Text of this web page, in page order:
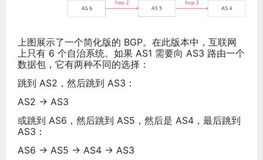
上图展示了一个简化版的 BGP。在此版本中，互联网
上只有 6 个自治系统。如果 AS1 需要向 AS3 路由一个
数据包，它有两种不同的选择：
跳到 AS2，然后跳到 AS3：
AS2 → AS3
或跳到 AS6，然后跳到 AS5，然后是 AS4，最后跳到
AS3：
AS6 → AS5 → AS4 → AS3